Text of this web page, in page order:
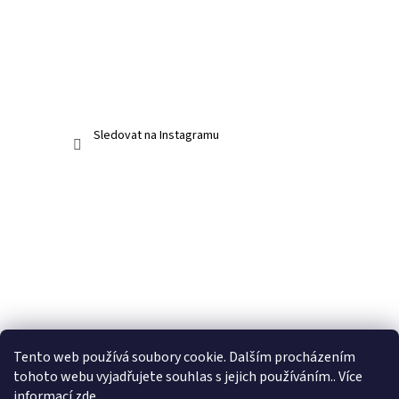
Tento web používá soubory cookie. Dalším procházením
tohoto webu vyjadřujete souhlas s jejich používáním.. Více
Sledovat na Instagramu